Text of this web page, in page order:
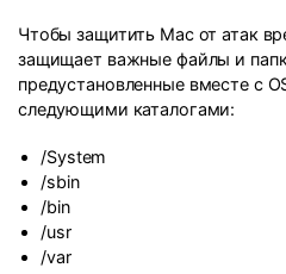
Чтобы защитить Mac от атак
защищает важные файлы и
предустановленные вместе с
следующими каталогами:
/System
/sbin
/bin
/usr
/var